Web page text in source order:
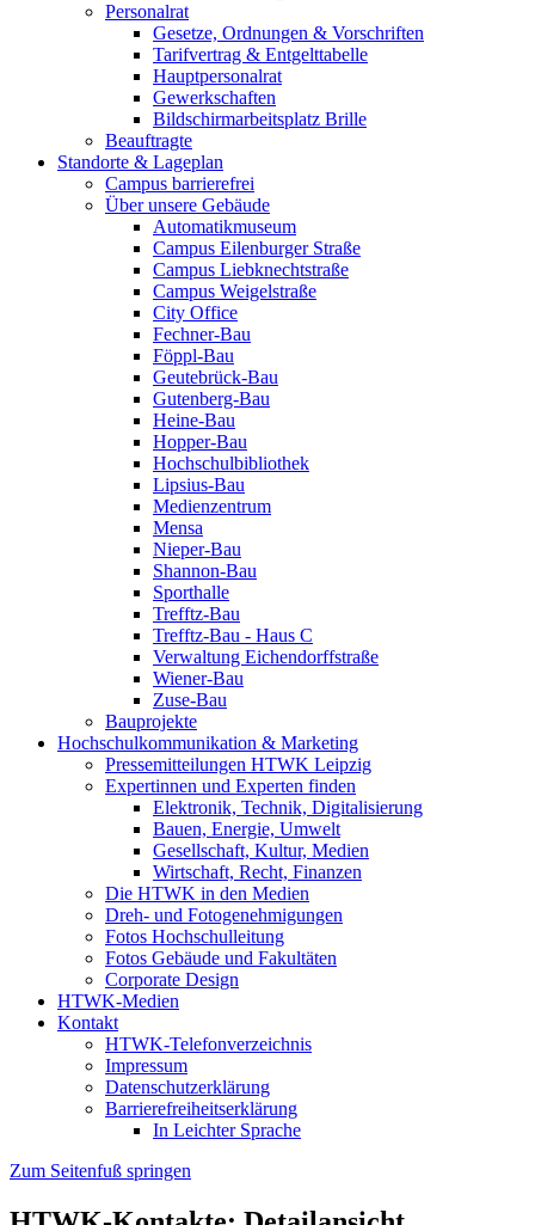
Personalrat
Gesetze, Ordnungen & Vorschriften
Tarifvertrag & Entgelttabelle
Hauptpersonalrat
Gewerkschaften
Bildschirmarbeitsplatz Brille
Beauftragte
Standorte & Lageplan
Campus barrierefrei
Über unsere Gebäude
Automatikmuseum
Campus Eilenburger Straße
Campus Liebknechtstraße
Campus Weigelstraße
City Office
Fechner-Bau
Föppl-Bau
Geutebrück-Bau
Gutenberg-Bau
Heine-Bau
Hopper-Bau
Hochschulbibliothek
Lipsius-Bau
Medienzentrum
Mensa
Nieper-Bau
Shannon-Bau
Sporthalle
Trefftz-Bau
Trefftz-Bau - Haus C
Verwaltung Eichendorffstraße
Wiener-Bau
Zuse-Bau
Bauprojekte
Hochschulkommunikation & Marketing
Pressemitteilungen HTWK Leipzig
Expertinnen und Experten finden
Elektronik, Technik, Digitalisierung
Bauen, Energie, Umwelt
Gesellschaft, Kultur, Medien
Wirtschaft, Recht, Finanzen
Die HTWK in den Medien
Dreh- und Fotogenehmigungen
Fotos Hochschulleitung
Fotos Gebäude und Fakultäten
Corporate Design
HTWK-Medien
Kontakt
HTWK-Telefonverzeichnis
Impressum
Datenschutzerklärung
Barrierefreiheitserklärung
In Leichter Sprache
Zum Seitenfuß springen